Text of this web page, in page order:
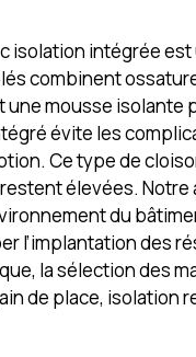
isolation intégrée
combinent
mousse isolante
évite les
Ce type de
élevées.
du
l’implantation des
la sélection des
de place, isolation